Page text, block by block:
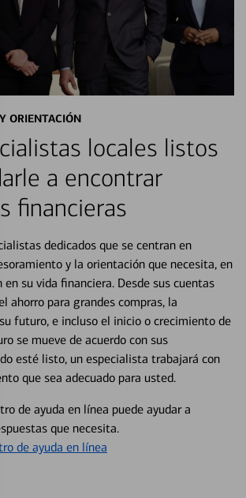
ORIENTACIÓN
locales listos
a encontrar
financieras
dedicados que se centran en
y la orientación que necesita, en
su vida financiera. Desde sus cuentas
ahorro para grandes compras, la
futuro, e incluso el inicio o crecimiento de
se mueve de acuerdo con sus
esté listo, un especialista trabajará con
que sea adecuado para usted.
de ayuda en línea puede ayudar a
que necesita.
de ayuda en línea